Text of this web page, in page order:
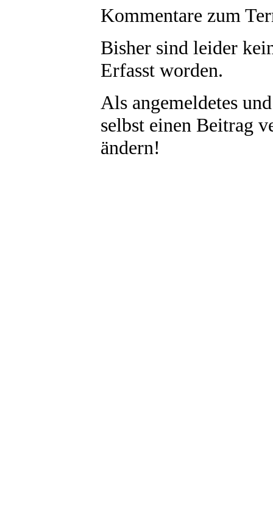
Kommentare zum
Bisher sind leider
Erfasst worden.
Als angemeldetes
selbst einen Beitrag
ändern!